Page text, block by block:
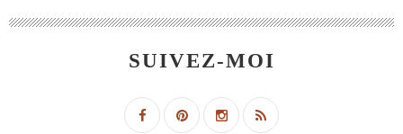
SUIVEZ-MOI